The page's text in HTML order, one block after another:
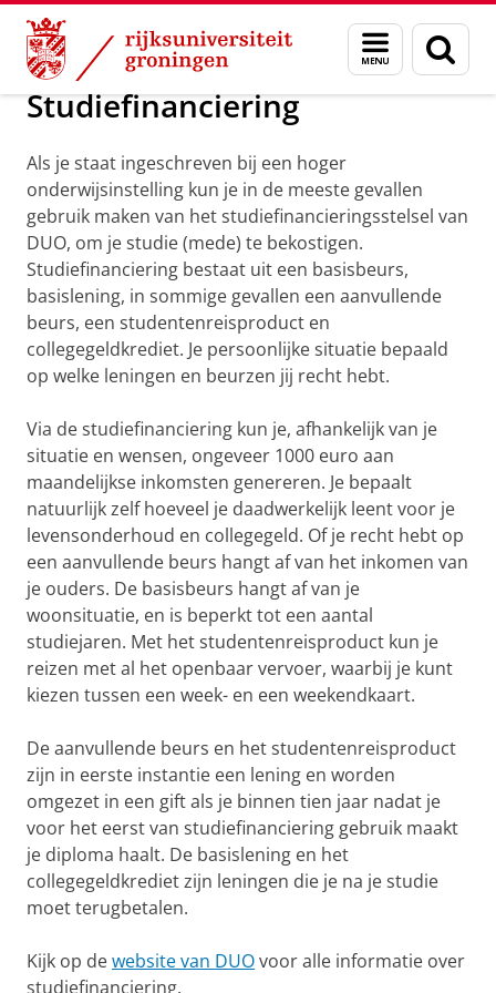
Skip
Content
Skip
Navigation
Menu
en
zoeken
Onderwijs Master Nederlandse studenten Financiën
Studiefinanciering
Als je staat ingeschreven bij een hoger
onderwijsinstelling kun je in de meeste gevallen
gebruik maken van het studiefinancieringsstelsel van
DUO, om je studie (mede) te bekostigen.
Studiefinanciering bestaat uit een basisbeurs,
basislening, in sommige gevallen een aanvullende
beurs, een studentenreisproduct en
collegegeldkrediet. Je persoonlijke situatie bepaald
op welke leningen en beurzen jij recht hebt.
Via de studiefinanciering kun je, afhankelijk van je
situatie en wensen, ongeveer 1000 euro aan
maandelijkse inkomsten genereren. Je bepaalt
natuurlijk zelf hoeveel je daadwerkelijk leent voor je
levensonderhoud en collegegeld. Of je recht hebt op
een aanvullende beurs hangt af van het inkomen van
je ouders. De basisbeurs hangt af van je
woonsituatie, en is beperkt tot een aantal
studiejaren. Met het studentenreisproduct kun je
reizen met al het openbaar vervoer, waarbij je kunt
kiezen tussen een week- en een weekendkaart.
De aanvullende beurs en het studentenreisproduct
zijn in eerste instantie een lening en worden
omgezet in een gift als je binnen tien jaar nadat je
voor het eerst van studiefinanciering gebruik maakt
je diploma haalt. De basislening en het
collegegeldkrediet zijn leningen die je na je studie
moet terugbetalen.
Kijk op dewebsite van DUOvoor alle informatie over
studiefinanciering.